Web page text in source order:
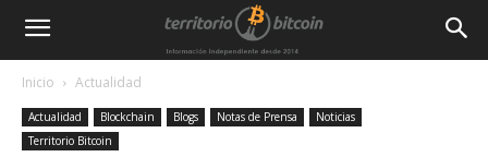
Inicio Actualidad
Actualidad Blockchain Blogs Notas de Prensa
Noticias
Territorio Bitcoin